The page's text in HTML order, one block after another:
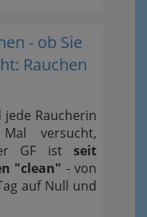
- ob Sie
Rauchen
jede Raucherin
versucht,
GF ist seit
"clean" - von
auf Null und